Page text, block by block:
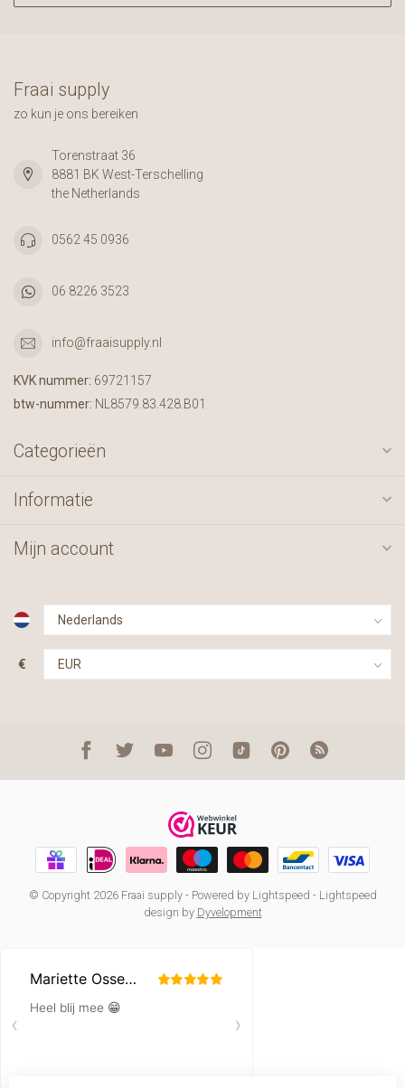
Fraai supply
zo kun je ons bereiken
Torenstraat 36
8881 BK West-Terschelling
the Netherlands
0562 45 0936
06 8226 3523
info@fraaisupply.nl
KVK nummer: 69721157
btw-nummer: NL8579.83.428.B01
Categorieën
Informatie
Mijn account
€
© Copyright 2026 Fraai supply- Powered by Lightspeed - Lightspeed
design by Dyvelopment